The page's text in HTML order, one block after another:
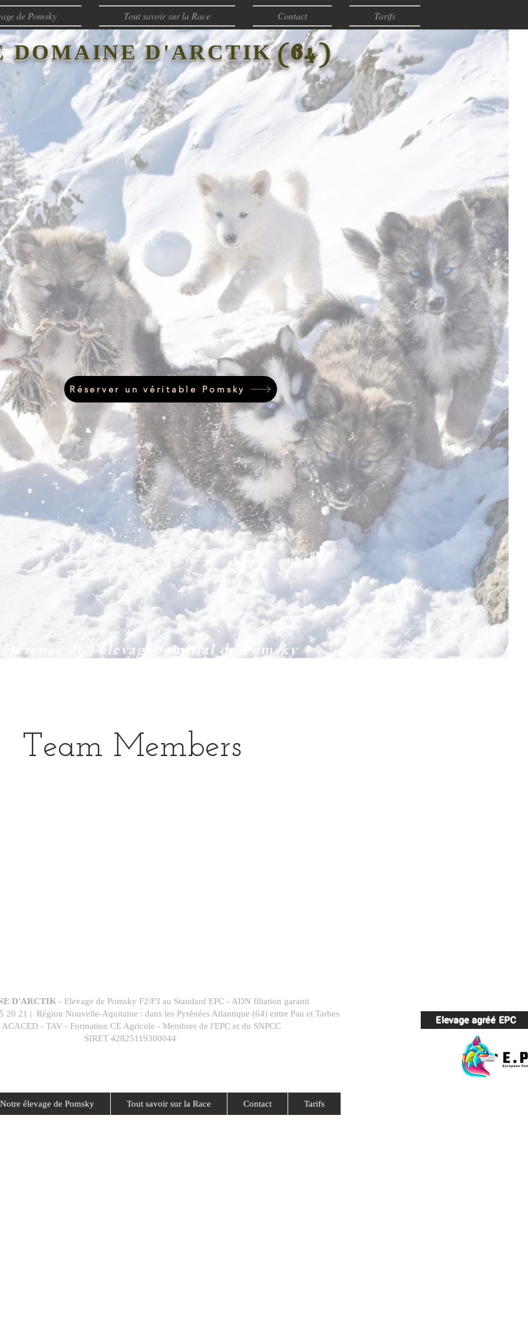
DOMAINE D'ARCTIK(64)
Réserver un véritable Pomsky
de l'élevage familial de Pomsky
de Pomsky Tout savoir sur la Race Contact Tarifs
Team Members
D'ARCTIK - Elevage de Pomsky F2/F3 au Standard EPC - ADN filiation garanti
20 21 | Région Nouvelle-Aquitaine : dans les Pyrénées Atlantique (64) entre Pau et Tarbes
ACACED - TAV - Formation CE Agricole - Membres de l'EPC et du SNPCC
SIRET 42825119300044
Elevage agréé EPC
Notre élevage de Pomsky Tout savoir sur la Race Contact Tarifs